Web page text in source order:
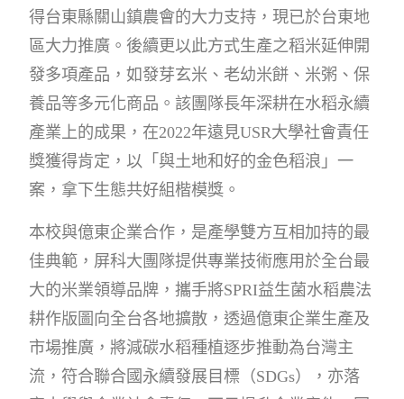
得台東縣關山鎮農會的大力支持，現已於台東地
區大力推廣。後續更以此方式生產之稻米延伸開
發多項產品，如發芽玄米、老幼米餅、米粥、保
養品等多元化商品。該團隊長年深耕在水稻永續
產業上的成果，在2022年遠見USR大學社會責任
獎獲得肯定，以「與土地和好的金色稻浪」一
案，拿下生態共好組楷模獎。
本校與億東企業合作，是產學雙方互相加持的最
佳典範，屏科大團隊提供專業技術應用於全台最
大的米業領導品牌，攜手將SPRI益生菌水稻農法
耕作版圖向全台各地擴散，透過億東企業生產及
市場推廣，將減碳水稻種植逐步推動為台灣主
流，符合聯合國永續發展目標（SDGs），亦落